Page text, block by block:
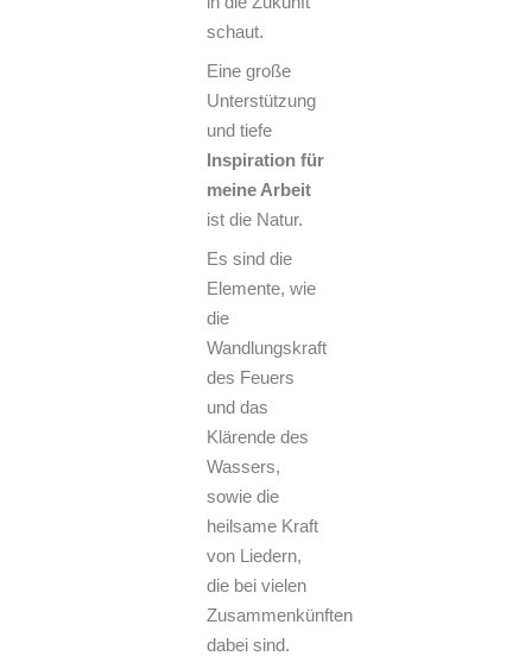
schaut.
Eine große
Unterstützung
und tiefe
Inspiration für
meine Arbeit
ist die Natur.
Es sind die
Elemente, wie
die
Wandlungskraft
des Feuers
und das
Klärende des
Wassers,
sowie die
heilsame Kraft
von Liedern,
die bei vielen
Zusammenkünften
dabei sind.